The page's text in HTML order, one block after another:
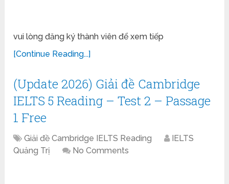
vui lòng đăng ký thành viên để xem tiếp
[Continue Reading...]
(Update 2026) Giải đề Cambridge
IELTS 5 Reading – Test 2 – Passage
1 Free
Giải đề Cambridge IELTS Reading
IELTS
Quảng Trị
No Comments